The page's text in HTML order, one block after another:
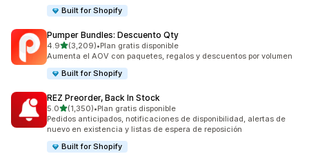
Built for Shopify
Pumper Bundles: Descuento Qty
4.9de 5 estrellas
(3,209)
3209 reseñas en total
•Plan gratis disponible
Aumenta el AOV con paquetes, regalos y descuentos por volumen
Built for Shopify
REZ Preorder, Back In Stock
5.0de 5 estrellas
(1,350)
1350 reseñas en total
•Plan gratis disponible
Pedidos anticipados, notificaciones de disponibilidad, alertas de
nuevo en existencia y listas de espera de reposición
Built for Shopify